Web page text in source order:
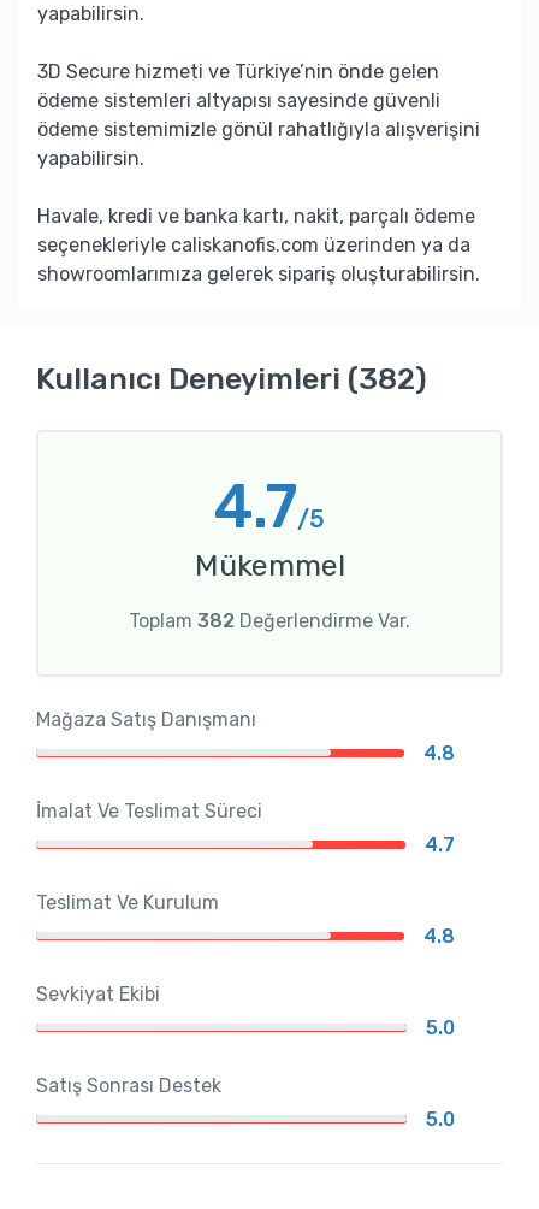
yapabilirsin.
3D Secure hizmeti ve Türkiye’nin önde gelen
ödeme sistemleri altyapısı sayesinde güvenli
ödeme sistemimizle gönül rahatlığıyla alışverişini
yapabilirsin.
Havale, kredi ve banka kartı, nakit, parçalı ödeme
seçenekleriyle caliskanofis.com üzerinden ya da
showroomlarımıza gelerek sipariş oluşturabilirsin.
Kullanıcı Deneyimleri (382)
4.7/5
Mükemmel
Toplam 382 Değerlendirme Var.
Mağaza Satış Danışmanı
4.8
İmalat Ve Teslimat Süreci
4.7
Teslimat Ve Kurulum
4.8
Sevkiyat Ekibi
5.0
Satış Sonrası Destek
5.0